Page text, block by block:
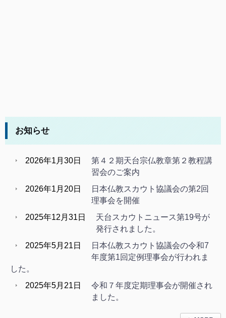
お知らせ
2026年1月30日
第４２期天台宗仏教章第２教程講
習会のご案内
2026年1月20日
日本仏教スカウト協議会の第2回
理事会を開催
2025年12月31日
天台スカウトニュース第19号が
発行されました。
2025年5月21日
日本仏教スカウト協議会の令和7
年度第1回定例理事会が行われま
した。
2025年5月21日
令和７年度定期理事会が開催され
ました。